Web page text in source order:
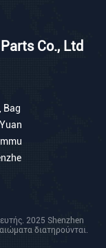
Co., Ltd
Bag
2025 Shenzhen
διατηρούνται.